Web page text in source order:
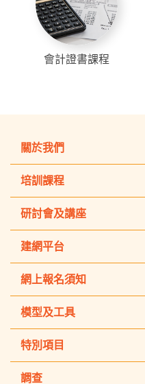
會計證書課程
關於我們
培訓課程
研討會及講座
建網平台
網上報名須知
模型及工具
特別項目
調查